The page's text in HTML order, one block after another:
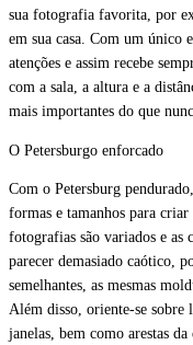
sua fotografia favorita, por
em sua casa. Com um único
atenções e assim recebe
com a sala, a altura e a
mais importantes do que
O Petersburgo enforcado
Com o Petersburg
formas e tamanhos para
fotografias são variados e as
parecer demasiado caótico,
semelhantes, as mesmas
Além disso, oriente-se sobre
janelas, bem como arestas